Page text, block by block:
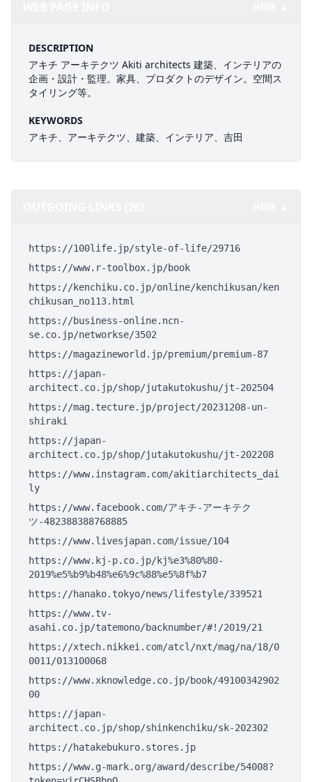
DESCRIPTION
アキチ アーキテクツ Akiti architects 建築、インテリアの
企画・設計・監理。家具、プロダクトのデザイン。空間ス
タイリング等。
KEYWORDS
アキチ、アーキテクツ、建築、インテリア、吉田
https://100life.jp/style-of-life/29716
https://www.r-toolbox.jp/book
https://kenchiku.co.jp/online/kenchikusan/ken
chikusan_no113.html
https://business-online.ncn-
se.co.jp/networkse/3502
https://magazineworld.jp/premium/premium-87
https://japan-
architect.co.jp/shop/jutakutokushu/jt-202504
https://mag.tecture.jp/project/20231208-un-
shiraki
https://japan-
architect.co.jp/shop/jutakutokushu/jt-202208
https://www.instagram.com/akitiarchitects_dai
ly
https://www.facebook.com/アキチ-アーキテク
ツ-482388388768885
https://www.livesjapan.com/issue/104
https://www.kj-p.co.jp/kj%e3%80%80-
2019%e5%b9%b48%e6%9c%88%e5%8f%b7
https://hanako.tokyo/news/lifestyle/339521
https://www.tv-
asahi.co.jp/tatemono/backnumber/#!/2019/21
https://xtech.nikkei.com/atcl/nxt/mag/na/18/0
0011/013100068
https://www.xknowledge.co.jp/book/49100342902
00
https://japan-
architect.co.jp/shop/shinkenchiku/sk-202302
https://hatakebukuro.stores.jp
https://www.g-mark.org/award/describe/54008?